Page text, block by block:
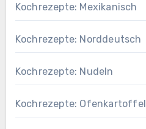
Kochrezepte: Mexikanisch
Kochrezepte: Norddeutsch
Kochrezepte: Nudeln
Kochrezepte: